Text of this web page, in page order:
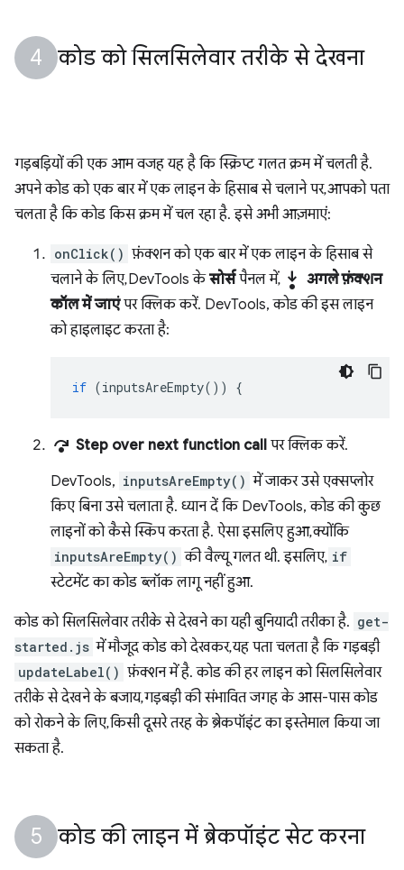
कोड को सिलसिलेवार तरीके से देखना
गड़बड़ियों की एक आम वजह यह है कि स्क्रिप्ट गलत क्रम में चलती है.
अपने कोड को एक बार में एक लाइन के हिसाब से चलाने पर, आपको पता
चलता है कि कोड किस क्रम में चल रहा है. इसे अभी आज़माएं:
onClick() फ़ंक्शन को एक बार में एक लाइन के हिसाब से
चलाने के लिए, DevTools केसोर्सपैनल में, step_into अगले फ़ंक्शन
कॉल में जाएंपर क्लिक करें. DevTools, कोड की इस लाइन
को हाइलाइट करता है:
if (inputsAreEmpty()) {
step_over Step over next function call पर क्लिक करें.
DevTools, inputsAreEmpty() में जाकर उसे एक्सप्लोर
किए बिना उसे चलाता है. ध्यान दें कि DevTools, कोड की कुछ
लाइनों को कैसे स्किप करता है. ऐसा इसलिए हुआ, क्योंकि
inputsAreEmpty() की वैल्यू गलत थी. इसलिए, if
स्टेटमेंट का कोड ब्लॉक लागू नहीं हुआ.
कोड को सिलसिलेवार तरीके से देखने का यही बुनियादी तरीका है. get-
started.js में मौजूद कोड को देखकर, यह पता चलता है कि गड़बड़ी
updateLabel() फ़ंक्शन में है. कोड की हर लाइन को सिलसिलेवार
तरीके से देखने के बजाय, गड़बड़ी की संभावित जगह के आस-पास कोड
को रोकने के लिए, किसी दूसरे तरह के ब्रेकपॉइंट का इस्तेमाल किया जा
सकता है.
कोड की लाइन में ब्रेकपॉइंट सेट करना